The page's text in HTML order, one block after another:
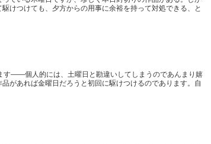
けつけても、夕方からの用事に余裕を持って対処できる、と
す――個人的には、土曜日と勘違いしてしまうのであんまり嬉
があれば金曜日だろうと初回に駆けつけるのであります。自